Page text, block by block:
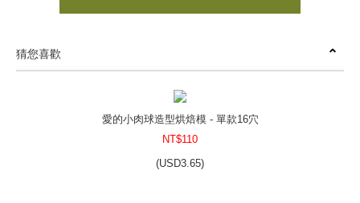
猜您喜歡
愛的小肉球造型烘焙模 - 單款16穴
NT$110
(USD3.65)